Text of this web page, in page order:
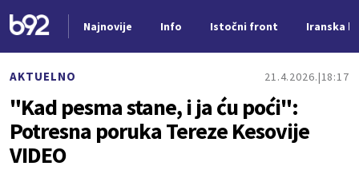
Najnovije Info Istočni front Iranska
AKTUELNO 21.4.2026. 18:17
"Kad pesma stane, i ja ću poći":
Potresna poruka Tereze Kesovije
VIDEO